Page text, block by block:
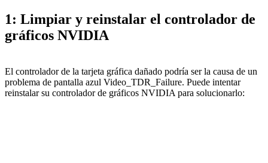
1: Limpiar y reinstalar el controlador de
gráficos NVIDIA
El controlador de la tarjeta gráfica dañado podría ser la causa de un
problema de pantalla azul Video_TDR_Failure. Puede intentar
reinstalar su controlador de gráficos NVIDIA para solucionarlo: